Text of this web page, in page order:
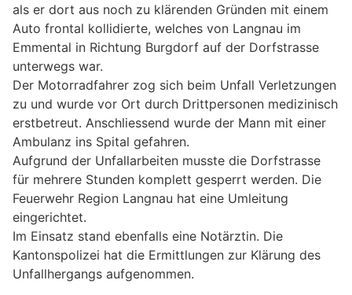
als er dort aus noch zu klärenden Gründen mit einem
Auto frontal kollidierte, welches von Langnau im
Emmental in Richtung Burgdorf auf der Dorfstrasse
unterwegs war.
Der Motorradfahrer zog sich beim Unfall Verletzungen
zu und wurde vor Ort durch Drittpersonen medizinisch
erstbetreut. Anschliessend wurde der Mann mit einer
Ambulanz ins Spital gefahren.
Aufgrund der Unfallarbeiten musste die Dorfstrasse
für mehrere Stunden komplett gesperrt werden. Die
Feuerwehr Region Langnau hat eine Umleitung
eingerichtet.
Im Einsatz stand ebenfalls eine Notärztin. Die
Kantonspolizei hat die Ermittlungen zur Klärung des
Unfallhergangs aufgenommen.